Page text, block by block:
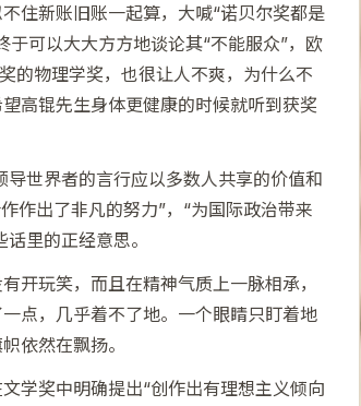
住新账旧账一起算，大喊“诺贝尔奖都是
可以大大方方地谈论其“不能服众”，欧
的物理学奖，也很让人不爽，为什么不
高锟先生身体更健康的时候就听到获奖
世界者的言行应以多数人共享的价值和
作出了非凡的努力”，“为国际政治带来
里的正经意思。
开玩笑，而且在精神气质上一脉相承，
点，几乎着不了地。一个眼睛只盯着地
依然在飘扬。
学奖中明确提出“创作出有理想主义倾向